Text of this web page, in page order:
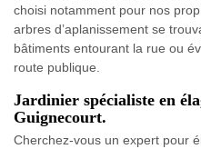
choisi notamment pour nos
arbres d’aplanissement se
bâtiments entourant la rue ou
route publique.
Jardinier spécialiste en
Guignecourt.
Cherchez-vous un expert pour